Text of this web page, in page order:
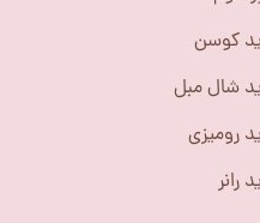
کوسن
شال مبل
رومیزی
رانر